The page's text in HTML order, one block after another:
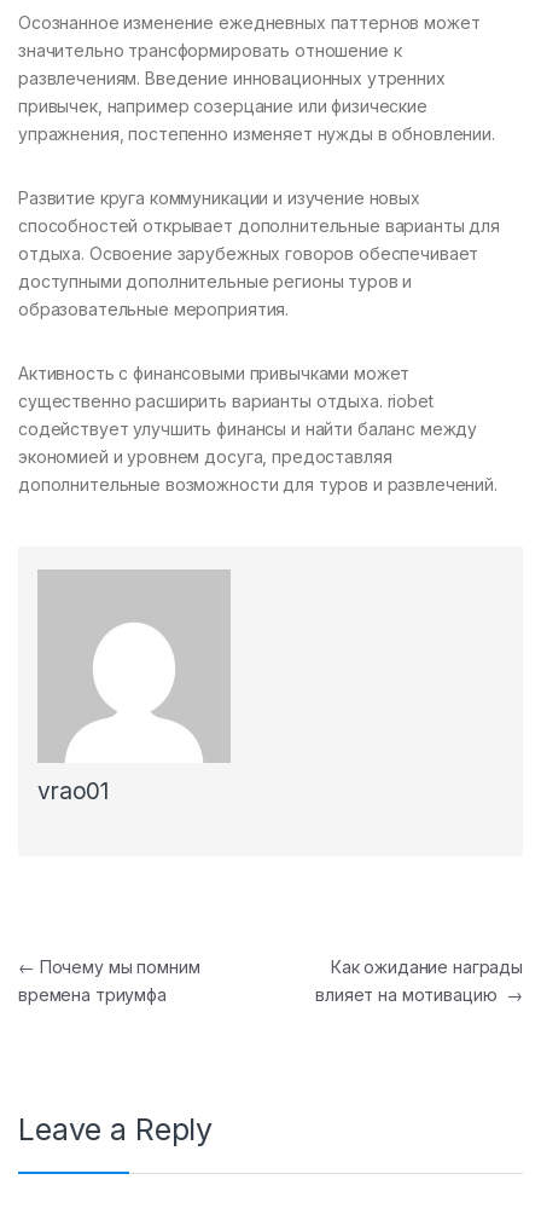
Осознанное изменение ежедневных паттернов может
значительно трансформировать отношение к
развлечениям. Введение инновационных утренних
привычек, например созерцание или физические
упражнения, постепенно изменяет нужды в обновлении.
Развитие круга коммуникации и изучение новых
способностей открывает дополнительные варианты для
отдыха. Освоение зарубежных говоров обеспечивает
доступными дополнительные регионы туров и
образовательные мероприятия.
Активность с финансовыми привычками может
существенно расширить варианты отдыха. riobet
содействует улучшить финансы и найти баланс между
экономией и уровнем досуга, предоставляя
дополнительные возможности для туров и развлечений.
vrao01
Post navigation
← Почему мы помним
времена триумфа
Как ожидание награды
влияет на мотивацию →
Leave a Reply